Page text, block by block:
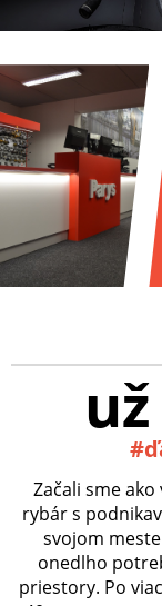
Začali sme
rybár s
svojom
onedlho
priestory. Po